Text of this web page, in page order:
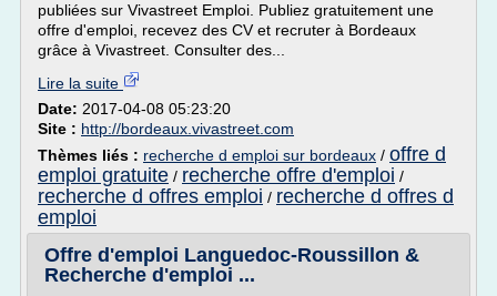
publiées sur Vivastreet Emploi. Publiez gratuitement une
offre d'emploi, recevez des CV et recruter à Bordeaux
grâce à Vivastreet. Consulter des...
Lire la suite
Date: 2017-04-08 05:23:20
Site : http://bordeaux.vivastreet.com
Thèmes liés : recherche d emploi sur bordeaux / offre d
emploi gratuite / recherche offre d'emploi /
recherche d offres emploi / recherche d offres d
emploi
Offre d'emploi Languedoc-Roussillon &
Recherche d'emploi ...